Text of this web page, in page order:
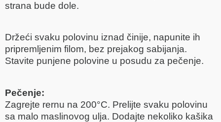
strana bude dole.
Držeći svaku polovinu iznad činije, napunite ih
pripremljenim filom, bez prejakog sabijanja.
Stavite punjene polovine u posudu za pečenje.
Pečenje:
Zagrejte rernu na 200°C. Prelijte svaku polovinu
sa malo maslinovog ulja. Dodajte nekoliko kašika